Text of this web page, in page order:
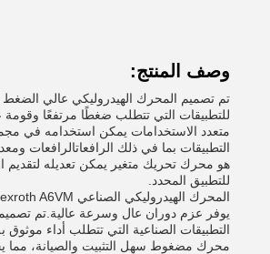
وصف المنتج:
للتطبيقات التي تتطلب ضغطًا مرتفعًا وقومة
متعدد الاستخدامات يمكن استخدامه في
هو محرك تحريك متغير يمكن تعديله لتقديم
للتطبيق المحدد.
يوفر عزم دوران عال وسرعة عالية.تم
محرك مضغوط سهل التثبيت والصيانة، مما